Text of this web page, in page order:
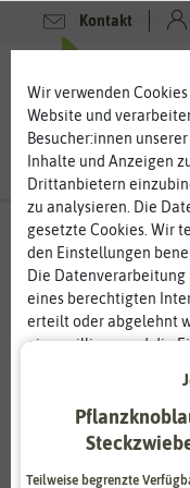
Kontakt
Wir verwenden
Website und
Besucher:innen unserer
Inhalte und Anzeigen
Drittanbietern
zu analysieren. Die
gesetzte Cookies. Wir
den Einstellungen
Die
eines berechtigten
erteilt oder abgelehnt
einzuwilligen und die
Informationen zur
den Diensten erklären
Teilweise begrenzte